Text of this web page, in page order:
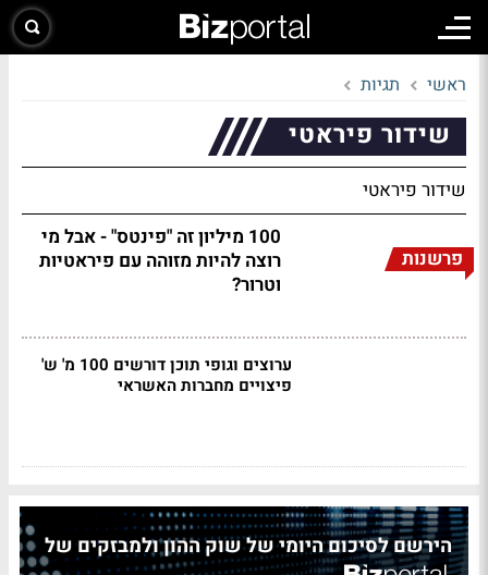
ראשי תגיות
שידור פיראטי
שידור פיראטי
פרשנות
100 מיליון זה "פינטס" - אבל מי
רוצה להיות מזוהה עם פיראטיות
וטרור?
ערוצים וגופי תוכן דורשים 100 מ' ש'
פיצויים מחברות האשראי
הירשם לסיכום היומי של שוק ההון ולמבזקים של